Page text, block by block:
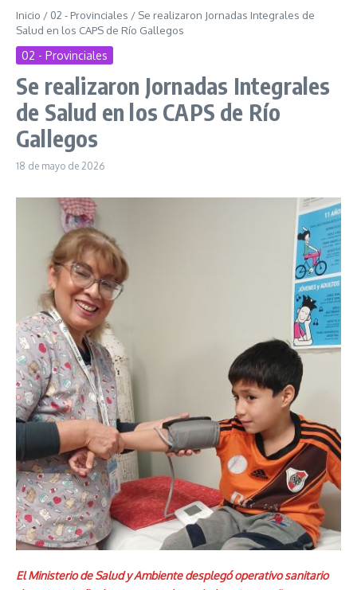
Inicio / 02 - Provinciales / Se realizaron Jornadas Integrales de
Salud en los CAPS de Río Gallegos
02 - Provinciales
Se realizaron Jornadas Integrales
de Salud en los CAPS de Río
Gallegos
18 de mayo de 2026
El Ministerio de Salud y Ambiente desplegó operativo sanitario